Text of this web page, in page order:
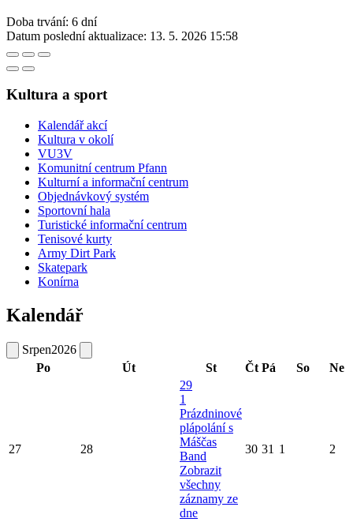
Doba trvání: 6 dní
Datum poslední aktualizace: 13. 5. 2026 15:58
Kultura a sport
Kalendář akcí
Kultura v okolí
VU3V
Komunitní centrum Pfann
Kulturní a informační centrum
Objednávkový systém
Sportovní hala
Turistické informační centrum
Tenisové kurty
Army Dirt Park
Skatepark
Konírna
Kalendář
Srpen2026
Po
Út St Čt Pá So Ne
27 28
29
1
Prázdninové
plápolání s
Máščas
Band
Zobrazit
všechny
záznamy ze
dne
30 31 1 2